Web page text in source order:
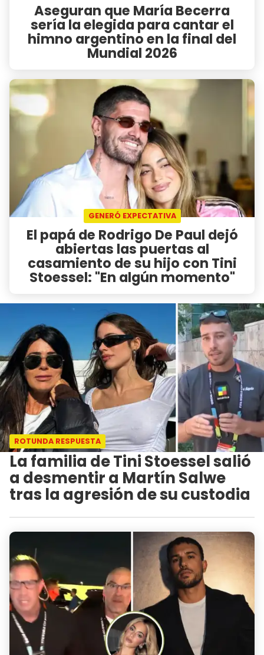
Aseguran que María Becerra
sería la elegida para cantar el
himno argentino en la final del
Mundial 2026
GENERÓ EXPECTATIVA
El papá de Rodrigo De Paul dejó
abiertas las puertas al
casamiento de su hijo con Tini
Stoessel: "En algún momento"
ROTUNDA RESPUESTA
La familia de Tini Stoessel salió
a desmentir a Martín Salwe
tras la agresión de su custodia